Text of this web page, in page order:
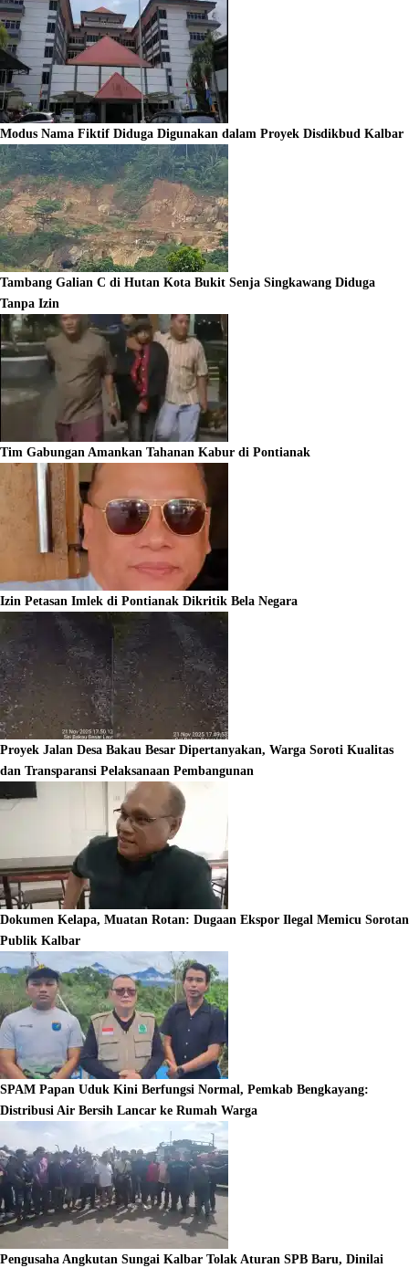
Modus Nama Fiktif Diduga Digunakan dalam Proyek Disdikbud Kalbar
Tambang Galian C di Hutan Kota Bukit Senja Singkawang Diduga
Tanpa Izin
Tim Gabungan Amankan Tahanan Kabur di Pontianak
Izin Petasan Imlek di Pontianak Dikritik Bela Negara
Proyek Jalan Desa Bakau Besar Dipertanyakan, Warga Soroti Kualitas
dan Transparansi Pelaksanaan Pembangunan
Dokumen Kelapa, Muatan Rotan: Dugaan Ekspor Ilegal Memicu Sorotan
Publik Kalbar
SPAM Papan Uduk Kini Berfungsi Normal, Pemkab Bengkayang:
Distribusi Air Bersih Lancar ke Rumah Warga
Pengusaha Angkutan Sungai Kalbar Tolak Aturan SPB Baru, Dinilai